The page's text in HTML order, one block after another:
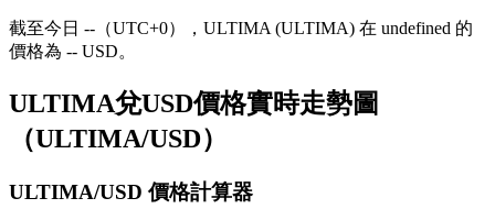
截至今日 --（UTC+0），ULTIMA (ULTIMA) 在 undefined 的
價格為 -- USD。
ULTIMA兌USD價格實時走勢圖
（ULTIMA/USD）
ULTIMA/USD 價格計算器